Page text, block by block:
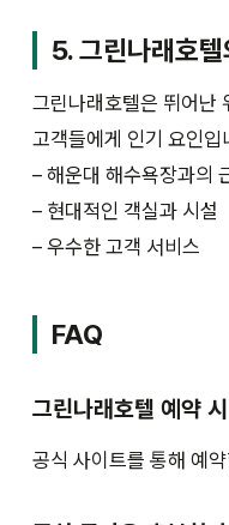
5. 그린나래호텔
그린나래호텔은 뛰어난
고객들에게 인기 요인입
– 해운대 해수욕장과의
– 현대적인 객실과 시설
– 우수한 고객 서비스
FAQ
그린나래호텔 예약
공식 사이트를 통해 예